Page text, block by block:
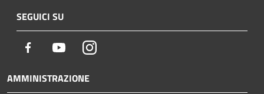
SEGUICI SU
Facebook YoutubeInstagram
AMMINISTRAZIONE